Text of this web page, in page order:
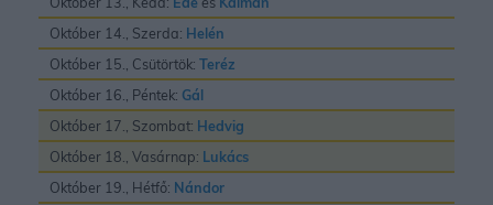
Október 14., Szerda: Helén
Október 15., Csütörtök: Teréz
Október 16., Péntek: Gál
Október 17., Szombat: Hedvig
Október 18., Vasárnap: Lukács
Október 19., Hétfő: Nándor